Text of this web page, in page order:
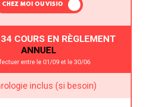
CHEZ MOI OU VISIO
COURS EN RÈGLEMENT
ANNUEL
entre le 01/09 et le 30/06
inclus (si besoin)